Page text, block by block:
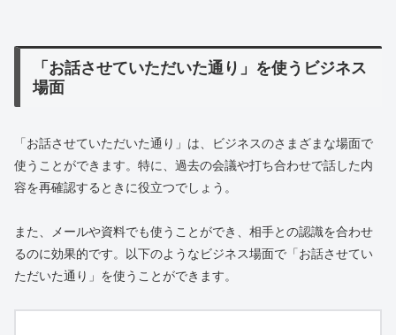
「お話させていただいた通り」を使うビジネス
場面
「お話させていただいた通り」は、ビジネスのさまざまな場面で
使うことができます。特に、過去の会議や打ち合わせで話した内
容を再確認するときに役立つでしょう。
また、メールや資料でも使うことができ、相手との認識を合わせ
るのに効果的です。以下のようなビジネス場面で「お話させてい
ただいた通り」を使うことができます。